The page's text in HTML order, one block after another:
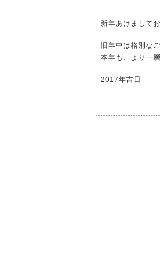
新年あけまして
旧年中は格別な
本年も、より一
2017年吉日